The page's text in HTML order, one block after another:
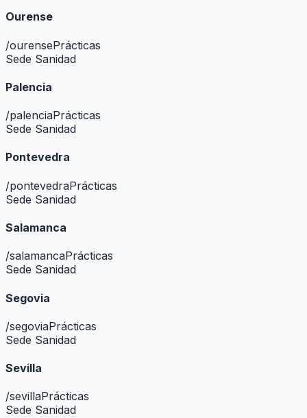
Ourense
/ourensePrácticas
Sede Sanidad
Palencia
/palenciaPrácticas
Sede Sanidad
Pontevedra
/pontevedraPrácticas
Sede Sanidad
Salamanca
/salamancaPrácticas
Sede Sanidad
Segovia
/segoviaPrácticas
Sede Sanidad
Sevilla
/sevillaPrácticas
Sede Sanidad